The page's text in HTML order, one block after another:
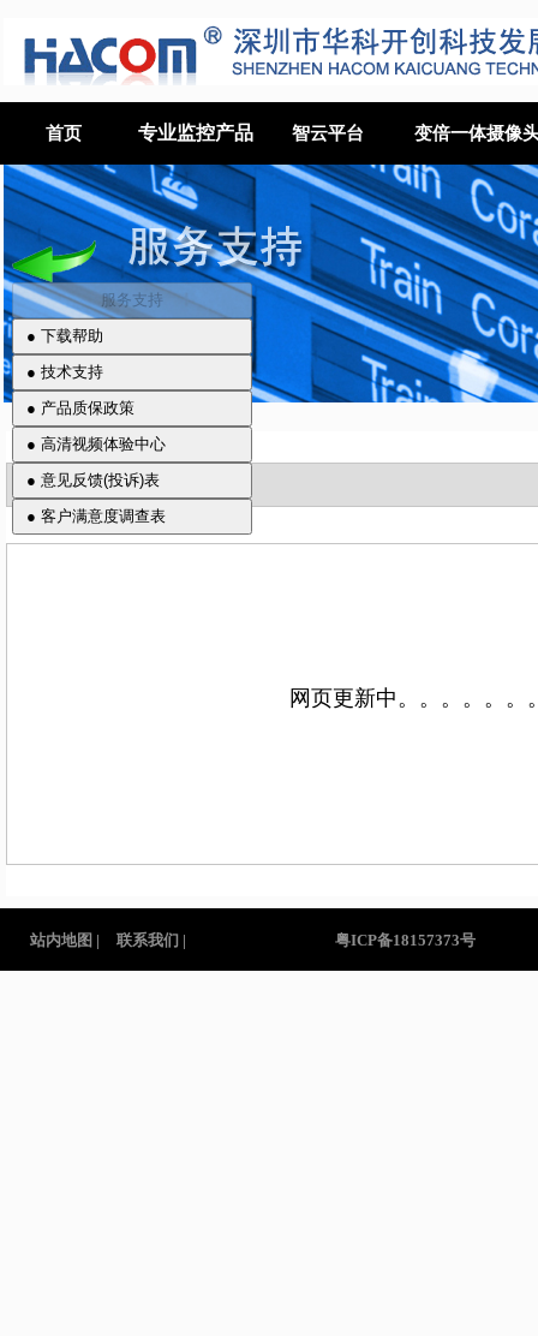
首页 专业监控产品 智云平台 变倍一体摄像
关于我们
> 说明书
网页更新中。。。。。。
站内地图 | 联系我们 | 粤ICP备18157373号